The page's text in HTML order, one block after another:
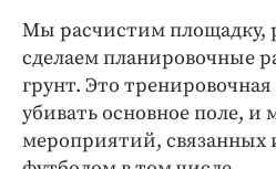
Мы расчистим площадку,
сделаем планировочные
грунт. Это
убивать основное поле, и
мероприятий, связанных